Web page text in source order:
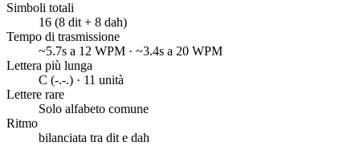
Simboli totali
16 (8 dit + 8 dah)
Tempo di trasmissione
~5.7s a 12 WPM · ~3.4s a 20 WPM
Lettera più lunga
C (-.-.) · 11 unità
Lettere rare
Solo alfabeto comune
Ritmo
bilanciata tra dit e dah